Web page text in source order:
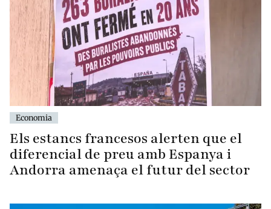
Economia
Els estancs francesos alerten que el
diferencial de preu amb Espanya i
Andorra amenaça el futur del sector